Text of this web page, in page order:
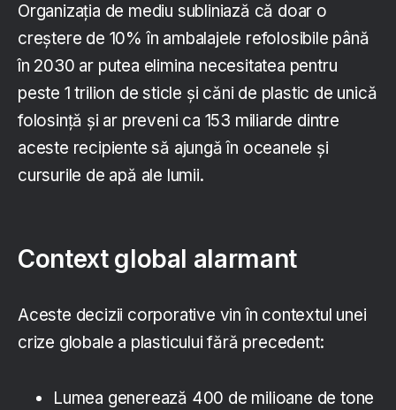
Organizația de mediu subliniază că doar o
creștere de 10% în ambalajele refolosibile până
în 2030 ar putea elimina necesitatea pentru
peste 1 trilion de sticle și căni de plastic de unică
folosință și ar preveni ca 153 miliarde dintre
aceste recipiente să ajungă în oceanele și
cursurile de apă ale lumii.
Context global alarmant
Aceste decizii corporative vin în contextul unei
crize globale a plasticului fără precedent:
Lumea generează 400 de milioane de tone